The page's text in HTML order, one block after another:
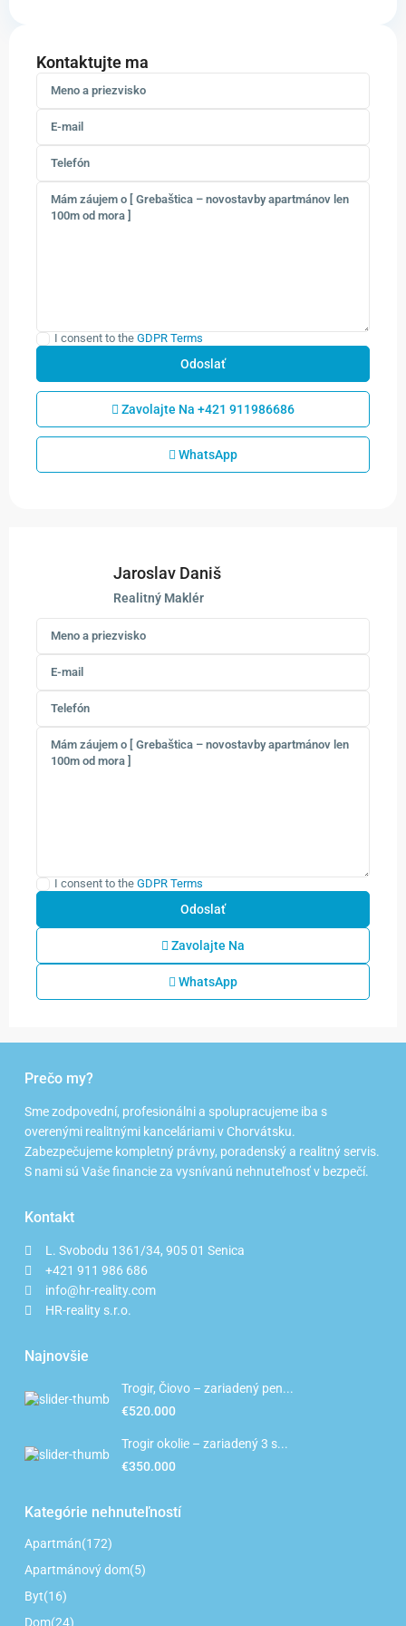
Kontaktujte ma
I consent to the GDPR Terms
Zavolajte Na +421 911986686
WhatsApp
Jaroslav Daniš
Realitný Maklér
I consent to the GDPR Terms
Zavolajte Na
WhatsApp
Prečo my?
Sme zodpovední, profesionálni a spolupracujeme iba s
overenými realitnými kanceláriami v Chorvátsku.
Zabezpečujeme kompletný právny, poradenský a realitný servis.
S nami sú Vaše financie za vysnívanú nehnuteľnosť v bezpečí.
Kontakt
L. Svobodu 1361/34, 905 01 Senica
+421 911 986 686
info@hr-reality.com
HR-reality s.r.o.
Najnovšie
Trogir, Čiovo – zariadený pen...
€520.000
Trogir okolie – zariadený 3 s...
€350.000
Kategórie nehnuteľností
Apartmán(172)
Apartmánový dom(5)
Byt(16)
Dom(24)